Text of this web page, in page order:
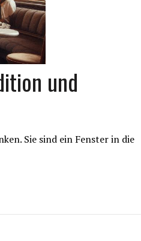
und
Sie sind ein Fenster in die